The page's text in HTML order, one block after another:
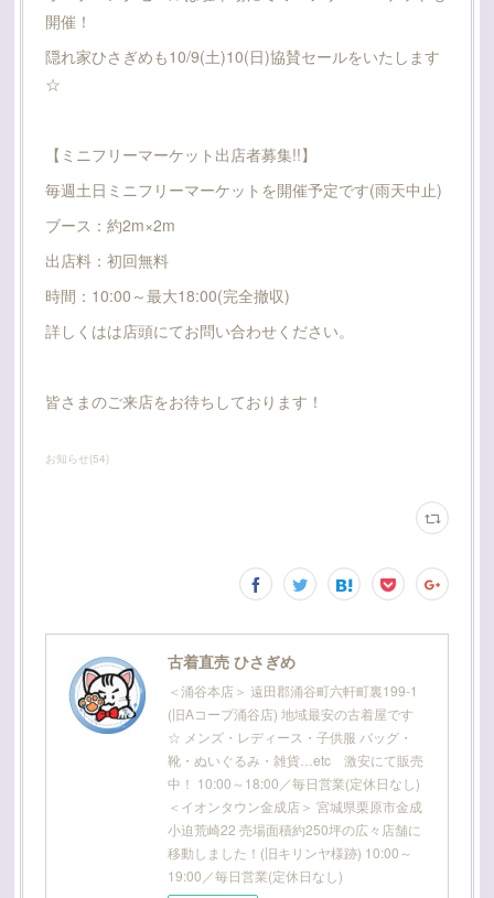
開催！
隠れ家ひさぎめも10/9(土)10(日)協賛セールをいたします
☆
【ミニフリーマーケット出店者募集!!】
毎週土日ミニフリーマーケットを開催予定です(雨天中止)
ブース：約2m×2m
出店料：初回無料
時間：10:00～最大18:00(完全撤収)
詳しくはは店頭にてお問い合わせください。
皆さまのご来店をお待ちしております！
お知らせ(54)
古着直売 ひさぎめ
＜涌谷本店＞ 遠田郡涌谷町六軒町裏199-1
(旧Aコープ涌谷店) 地域最安の古着屋です
☆ メンズ・レディース・子供服 バッグ・
靴・ぬいぐるみ・雑貨…etc 激安にて販売
中！ 10:00～18:00／毎日営業(定休日なし)
＜イオンタウン金成店＞ 宮城県栗原市金成
小迫荒崎22 売場面積約250坪の広々店舗に
移動しました！(旧キリンヤ様跡) 10:00～
19:00／毎日営業(定休日なし)